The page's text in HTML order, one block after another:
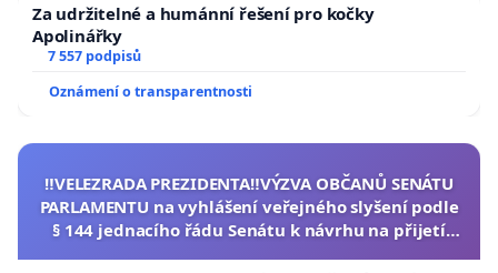
Za udržitelné a humánní řešení pro kočky
Apolinářky
7 557 podpisů
Oznámení o transparentnosti
‼️VELEZRADA PREZIDENTA‼️VÝZVA OBČANŮ SENÁTU
PARLAMENTU na vyhlášení veřejného slyšení podle
§ 144 jednacího řádu Senátu k návrhu na přijetí